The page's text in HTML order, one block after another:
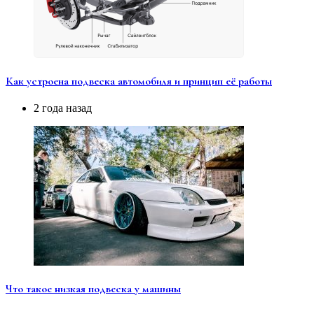
Как устроена подвеска автомобиля и принцип её работы
2 года назад
Что такое низкая подвеска у машины